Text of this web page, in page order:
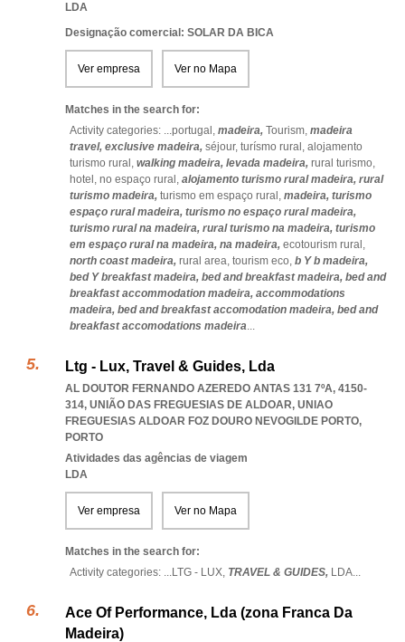
LDA
Designação comercial: SOLAR DA BICA
Ver empresa Ver no Mapa
Matches in the search for:
Activity categories: ...portugal, madeira, Tourism, madeira
travel, exclusive madeira, séjour, turísmo rural, alojamento
turismo rural, walking madeira, levada madeira, rural turismo,
hotel, no espaço rural, alojamento turismo rural madeira, rural
turismo madeira, turismo em espaço rural, madeira, turismo
espaço rural madeira, turismo no espaço rural madeira,
turismo rural na madeira, rural turismo na madeira, turismo
em espaço rural na madeira, na madeira, ecotourism rural,
north coast madeira, rural area, tourism eco, b Y b madeira,
bed Y breakfast madeira, bed and breakfast madeira, bed and
breakfast accommodation madeira, accommodations
madeira, bed and breakfast accomodation madeira, bed and
breakfast accomodations madeira...
Ltg - Lux, Travel & Guides, Lda
AL DOUTOR FERNANDO AZEREDO ANTAS 131 7ºA, 4150-
314, UNIÃO DAS FREGUESIAS DE ALDOAR, UNIAO
FREGUESIAS ALDOAR FOZ DOURO NEVOGILDE PORTO,
PORTO
Atividades das agências de viagem
LDA
Ver empresa Ver no Mapa
Matches in the search for:
Activity categories: ...LTG - LUX, TRAVEL & GUIDES, LDA...
Ace Of Performance, Lda (zona Franca Da
Madeira)